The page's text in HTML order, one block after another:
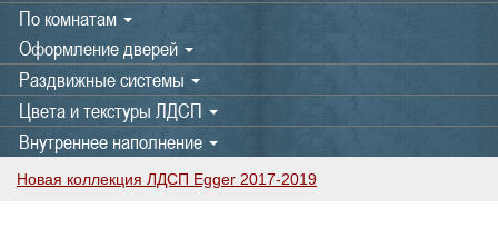
По комнатам
Оформление дверей
Раздвижные системы
Цвета и текстуры ЛДСП
Внутреннее наполнение
Новая коллекция ЛДСП Egger 2017-2019